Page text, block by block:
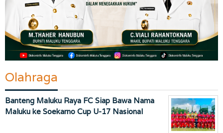
Olahraga
Banteng Maluku Raya FC Siap Bawa Nama
Maluku ke Soekarno Cup U-17 Nasional